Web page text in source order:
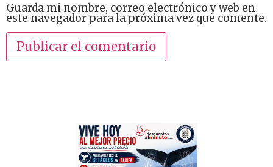
Guarda mi nombre, correo electrónico y web en
este navegador para la próxima vez que comente.